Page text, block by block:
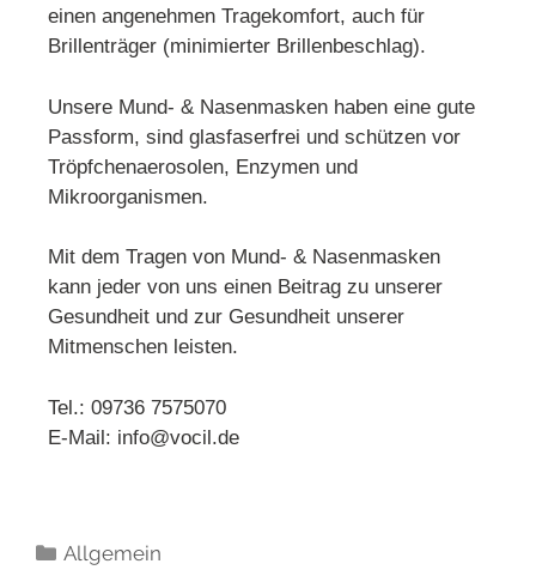
einen angenehmen Tragekomfort, auch für
Brillenträger (minimierter Brillenbeschlag).
Unsere Mund- & Nasenmasken haben eine gute
Passform, sind glasfaserfrei und schützen vor
Tröpfchenaerosolen, Enzymen und
Mikroorganismen.
Mit dem Tragen von Mund- & Nasenmasken
kann jeder von uns einen Beitrag zu unserer
Gesundheit und zur Gesundheit unserer
Mitmenschen leisten.
Tel.: 09736 7575070
E-Mail: info@vocil.de
Allgemein